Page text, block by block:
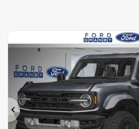
Précédent